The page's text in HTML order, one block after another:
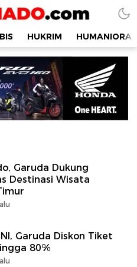
HUKRIM HUMANIORA
Garuda Dukung
Destinasi Wisata
Garuda Diskon Tiket
80%